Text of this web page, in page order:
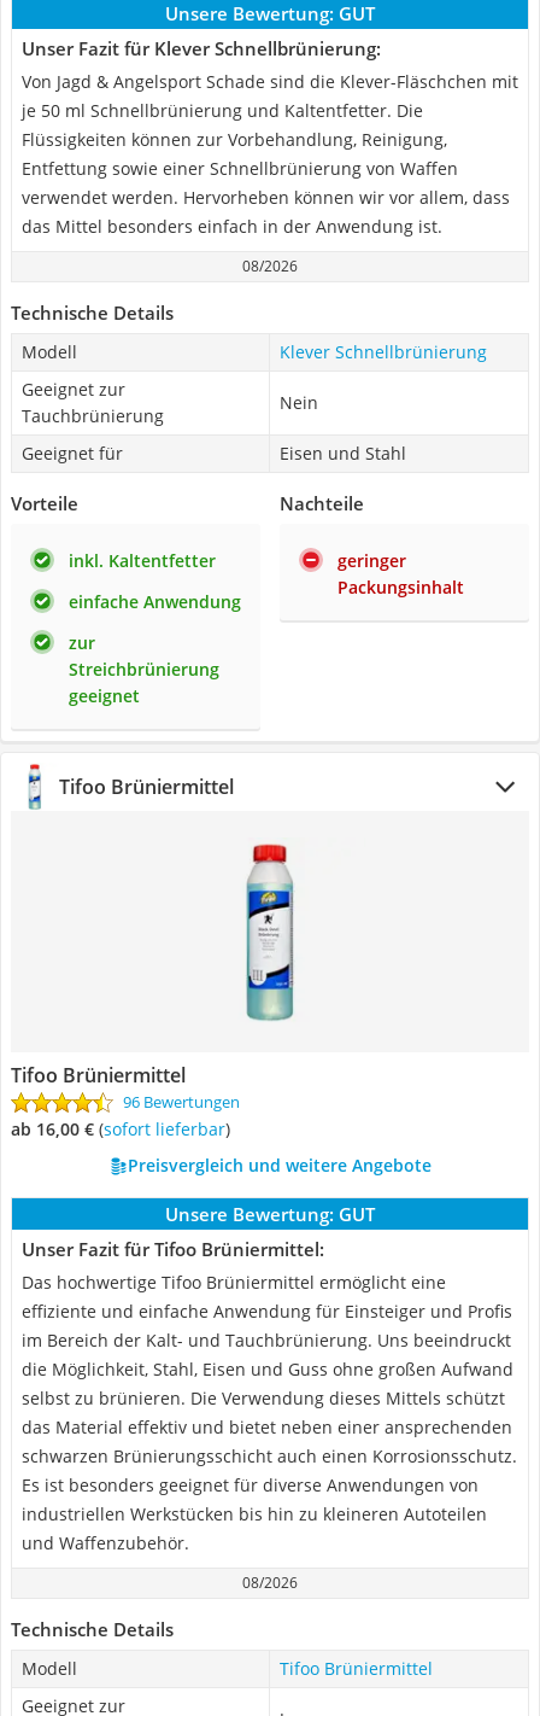
Unsere Bewertung: GUT
Unser Fazit für Klever Schnellbrünierung:
Von Jagd & Angelsport Schade sind die Klever-Fläschchen mit
je 50 ml Schnellbrünierung und Kaltentfetter. Die
Flüssigkeiten können zur Vorbehandlung, Reinigung,
Entfettung sowie einer Schnellbrünierung von Waffen
verwendet werden. Hervorheben können wir vor allem, dass
das Mittel besonders einfach in der Anwendung ist.
08/2026
Technische Details
Modell
Klever Schnellbrünierung
Geeignet zur
Tauchbrünierung
Nein
Geeignet für Eisen und Stahl
Vorteile
inkl. Kaltentfetter
einfache Anwendung
zur
Streichbrünierung
geeignet
Nachteile
geringer
Packungsinhalt
Tifoo Brüniermittel
Tifoo Brüniermittel
96 Bewertungen
ab 16,00 € ( Sofort lieferbar)
Preisvergleich und weitere Angebote
Unsere Bewertung: GUT
Unser Fazit für Tifoo Brüniermittel:
Das hochwertige Tifoo Brüniermittel ermöglicht eine
effiziente und einfache Anwendung für Einsteiger und Profis
im Bereich der Kalt- und Tauchbrünierung. Uns beeindruckt
die Möglichkeit, Stahl, Eisen und Guss ohne großen Aufwand
selbst zu brünieren. Die Verwendung dieses Mittels schützt
das Material effektiv und bietet neben einer ansprechenden
schwarzen Brünierungsschicht auch einen Korrosionsschutz.
Es ist besonders geeignet für diverse Anwendungen von
industriellen Werkstücken bis hin zu kleineren Autoteilen
und Waffenzubehör.
08/2026
Technische Details
Modell
Tifoo Brüniermittel
Geeignet zur